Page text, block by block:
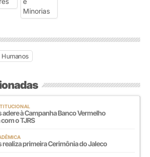
Humanos
adere à Campanha Banco Vermelho
o TJRS
realiza primeira Cerimônia do Jaleco